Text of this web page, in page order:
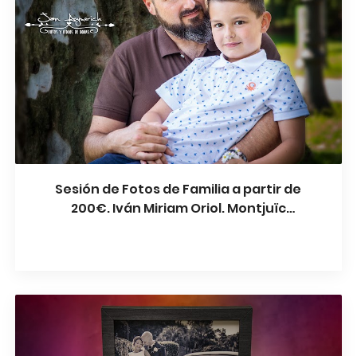
Sesión de Fotos de Familia a partir de
200€. Iván Miriam Oriol. Montjuïc